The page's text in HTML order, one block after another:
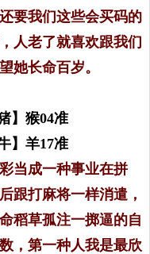
要我们这些会买码的
人老了就喜欢跟我们
她长命百岁。
】猴04准
】羊17准
当成一种事业在拼
跟打麻将一样消遣，
稻草孤注一掷逼的自
，第一种人我是最欣